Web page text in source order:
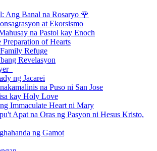
Ang Banal na Rosaryo 🌹
at Ekorsismo
na Pastol kay Enoch
of Hearts
Refuge
Revelasyon
ng Jacarei
na Puso ni San Jose
kay Holy Love
Immaculate Heart ni Mary
Apat na Oras ng Pasyon ni Hesus Kristo,
ng Gamot